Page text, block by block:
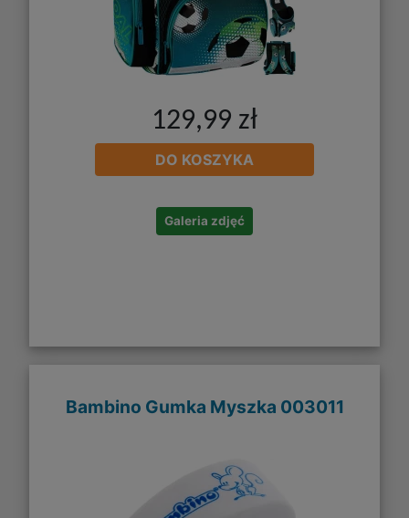
129,99 zł
DO KOSZYKA
Galeria zdjęć
Bambino Gumka Myszka 003011